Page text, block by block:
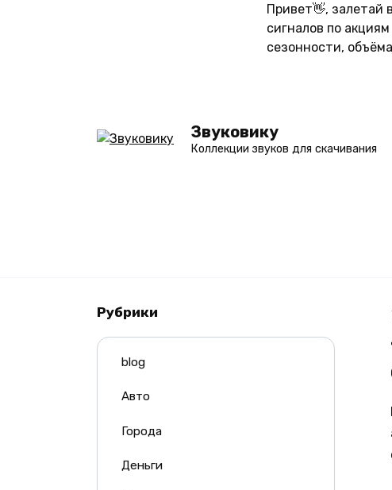
Привет👋, залетай
сигналов по
сезонности,
Звуковику
Коллекции звуков для скачивания
Рубрики
blog
Авто
Города
Деньги